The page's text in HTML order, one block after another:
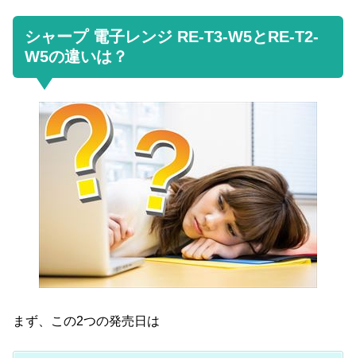
シャープ 電子レンジ RE-T3-W5とRE-T2-
W5の違いは？
まず、この2つの発売日は